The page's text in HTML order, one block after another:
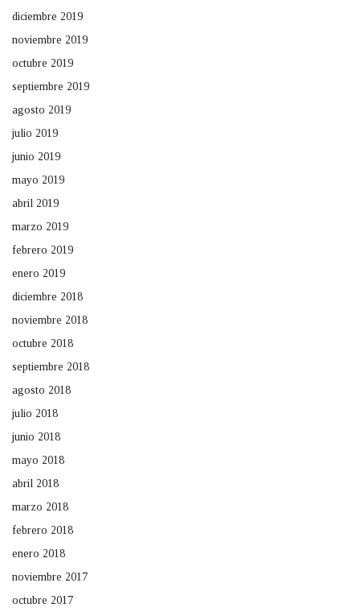
diciembre 2019
noviembre 2019
octubre 2019
septiembre 2019
agosto 2019
julio 2019
junio 2019
mayo 2019
abril 2019
marzo 2019
febrero 2019
enero 2019
diciembre 2018
noviembre 2018
octubre 2018
septiembre 2018
agosto 2018
julio 2018
junio 2018
mayo 2018
abril 2018
marzo 2018
febrero 2018
enero 2018
noviembre 2017
octubre 2017